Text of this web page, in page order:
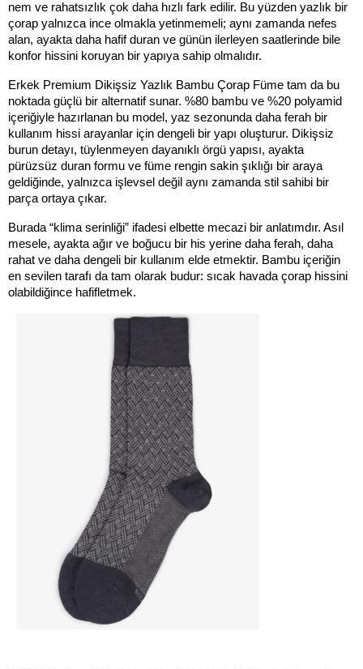
nem ve rahatsızlık çok daha hızlı fark edilir. Bu yüzden yazlık bir
çorap yalnızca ince olmakla yetinmemeli; aynı zamanda nefes
alan, ayakta daha hafif duran ve günün ilerleyen saatlerinde bile
konfor hissini koruyan bir yapıya sahip olmalıdır.
Erkek Premium Dikişsiz Yazlık Bambu Çorap Füme tam da bu
noktada güçlü bir alternatif sunar. %80 bambu ve %20 polyamid
içeriğiyle hazırlanan bu model, yaz sezonunda daha ferah bir
kullanım hissi arayanlar için dengeli bir yapı oluşturur. Dikişsiz
burun detayı, tüylenmeyen dayanıklı örgü yapısı, ayakta
pürüzsüz duran formu ve füme rengin sakin şıklığı bir araya
geldiğinde, yalnızca işlevsel değil aynı zamanda stil sahibi bir
parça ortaya çıkar.
Burada “klima serinliği” ifadesi elbette mecazi bir anlatımdır. Asıl
mesele, ayakta ağır ve boğucu bir his yerine daha ferah, daha
rahat ve daha dengeli bir kullanım elde etmektir. Bambu içeriğin
en sevilen tarafı da tam olarak budur: sıcak havada çorap hissini
olabildiğince hafifletmek.